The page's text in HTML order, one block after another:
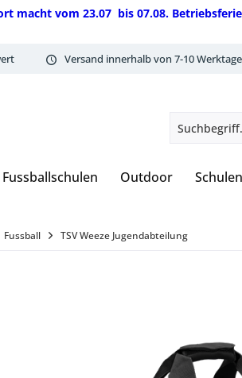
macht vom 23.07 bis 07.08.
Versand innerhalb von 7-10
Fussballschulen Outdoor Schulen
Fussball TSV Weeze Jugendabteilung